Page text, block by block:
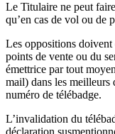
Le Titulaire ne peut
qu’en cas de vol ou de
Les oppositions doivent
points de vente ou du
émettrice par tout
mail) dans les meilleurs
numéro de télébadge.
L’invalidation du